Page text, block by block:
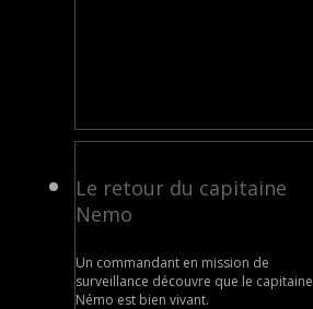
Le retour du capitaine
Nemo
Un commandant en mission de
surveillance découvre que le capitaine
Némo est bien vivant.